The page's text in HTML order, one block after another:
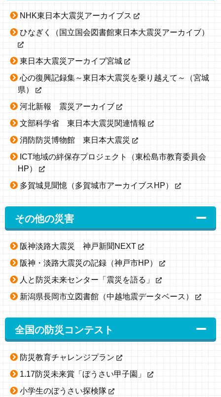
NHK東日本大震災アーカイブス
ひなぎく（国立国会図書館東日本大震災アーカイブ）
東日本大震災アーカイブ宮城
心の復興記録集～東日本大震災を乗り越えて～（宮城
県）
河北新報 震災アーカイブ
文部科学省 東日本大震災関連情報
消防防災博物館 東日本大震災
ICT地域の絆保存プロジェクト（東松島市教育委員会
HP）
多賀城見聞憶（多賀城市アーカイブスHP）
その他の災害
阪神淡路大震災 神戸新聞NEXT
阪神・淡路大震災の記録（神戸市HP）
人と防災未来センター「震災を語る」
新潟県長岡市立図書館（中越地震データベース）
全国の防災コンテスト
防災教育チャレンジプラン
1.17防災未来賞「ぼうさい甲子園」
小学生のぼうさい探検隊